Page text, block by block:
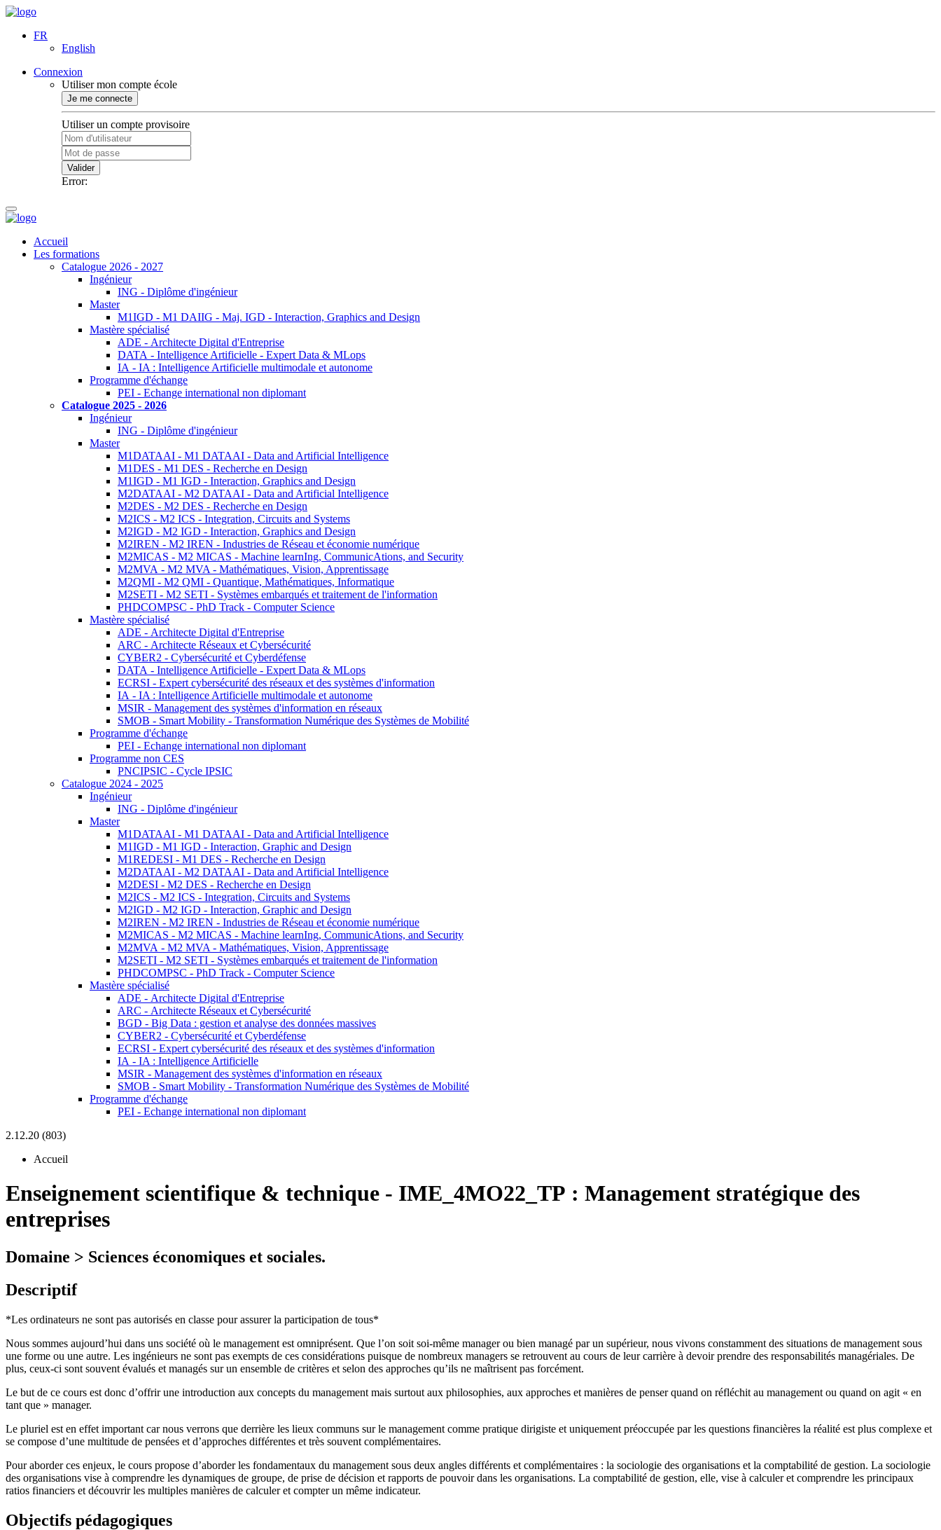
FR
English
Connexion
Utiliser mon compte école
Je me connecte
Utiliser un compte provisoire
Valider
Error:
Accueil
Les formations
Catalogue 2026 - 2027
Ingénieur
ING - Diplôme d'ingénieur
Master
M1IGD - M1 DAIIG - Maj. IGD - Interaction, Graphics and Design
Mastère spécialisé
ADE - Architecte Digital d'Entreprise
DATA - Intelligence Artificielle - Expert Data & MLops
IA - IA : Intelligence Artificielle multimodale et autonome
Programme d'échange
PEI - Echange international non diplomant
Catalogue 2025 - 2026
Ingénieur
ING - Diplôme d'ingénieur
Master
M1DATAAI - M1 DATAAI - Data and Artificial Intelligence
M1DES - M1 DES - Recherche en Design
M1IGD - M1 IGD - Interaction, Graphics and Design
M2DATAAI - M2 DATAAI - Data and Artificial Intelligence
M2DES - M2 DES - Recherche en Design
M2ICS - M2 ICS - Integration, Circuits and Systems
M2IGD - M2 IGD - Interaction, Graphics and Design
M2IREN - M2 IREN - Industries de Réseau et économie numérique
M2MICAS - M2 MICAS - Machine learnIng, CommunicAtions, and Security
M2MVA - M2 MVA - Mathématiques, Vision, Apprentissage
M2QMI - M2 QMI - Quantique, Mathématiques, Informatique
M2SETI - M2 SETI - Systèmes embarqués et traitement de l'information
PHDCOMPSC - PhD Track - Computer Science
Mastère spécialisé
ADE - Architecte Digital d'Entreprise
ARC - Architecte Réseaux et Cybersécurité
CYBER2 - Cybersécurité et Cyberdéfense
DATA - Intelligence Artificielle - Expert Data & MLops
ECRSI - Expert cybersécurité des réseaux et des systèmes d'information
IA - IA : Intelligence Artificielle multimodale et autonome
MSIR - Management des systèmes d'information en réseaux
SMOB - Smart Mobility - Transformation Numérique des Systèmes de Mobilité
Programme d'échange
PEI - Echange international non diplomant
Programme non CES
PNCIPSIC - Cycle IPSIC
Catalogue 2024 - 2025
Ingénieur
ING - Diplôme d'ingénieur
Master
M1DATAAI - M1 DATAAI - Data and Artificial Intelligence
M1IGD - M1 IGD - Interaction, Graphic and Design
M1REDESI - M1 DES - Recherche en Design
M2DATAAI - M2 DATAAI - Data and Artificial Intelligence
M2DESI - M2 DES - Recherche en Design
M2ICS - M2 ICS - Integration, Circuits and Systems
M2IGD - M2 IGD - Interaction, Graphic and Design
M2IREN - M2 IREN - Industries de Réseau et économie numérique
M2MICAS - M2 MICAS - Machine learnIng, CommunicAtions, and Security
M2MVA - M2 MVA - Mathématiques, Vision, Apprentissage
M2SETI - M2 SETI - Systèmes embarqués et traitement de l'information
PHDCOMPSC - PhD Track - Computer Science
Mastère spécialisé
ADE - Architecte Digital d'Entreprise
ARC - Architecte Réseaux et Cybersécurité
BGD - Big Data : gestion et analyse des données massives
CYBER2 - Cybersécurité et Cyberdéfense
ECRSI - Expert cybersécurité des réseaux et des systèmes d'information
IA - IA : Intelligence Artificielle
MSIR - Management des systèmes d'information en réseaux
SMOB - Smart Mobility - Transformation Numérique des Systèmes de Mobilité
Programme d'échange
PEI - Echange international non diplomant
2.12.20 (803)
Accueil
Enseignement scientifique & technique - IME_4MO22_TP : Management stratégique des
entreprises
Domaine > Sciences économiques et sociales.
Descriptif
*Les ordinateurs ne sont pas autorisés en classe pour assurer la participation de tous*
Nous sommes aujourd’hui dans uns société où le management est omniprésent. Que l’on soit soi-même manager ou bien managé par un supérieur, nous vivons constamment des situations de management sous
une forme ou une autre. Les ingénieurs ne sont pas exempts de ces considérations puisque de nombreux managers se retrouvent au cours de leur carrière à devoir prendre des responsabilités managériales. De
plus, ceux-ci sont souvent évalués et managés sur un ensemble de critères et selon des approches qu’ils ne maîtrisent pas forcément.
Le but de ce cours est donc d’offrir une introduction aux concepts du management mais surtout aux philosophies, aux approches et manières de penser quand on réfléchit au management ou quand on agit « en
tant que » manager.
Le pluriel est en effet important car nous verrons que derrière les lieux communs sur le management comme pratique dirigiste et uniquement préoccupée par les questions financières la réalité est plus complexe et
se compose d’une multitude de pensées et d’approches différentes et très souvent complémentaires.
Pour aborder ces enjeux, le cours propose d’aborder les fondamentaux du management sous deux angles différents et complémentaires : la sociologie des organisations et la comptabilité de gestion. La sociologie
des organisations vise à comprendre les dynamiques de groupe, de prise de décision et rapports de pouvoir dans les organisations. La comptabilité de gestion, elle, vise à calculer et comprendre les principaux
ratios financiers et découvrir les multiples manières de calculer et compter un même indicateur.
Objectifs pédagogiques